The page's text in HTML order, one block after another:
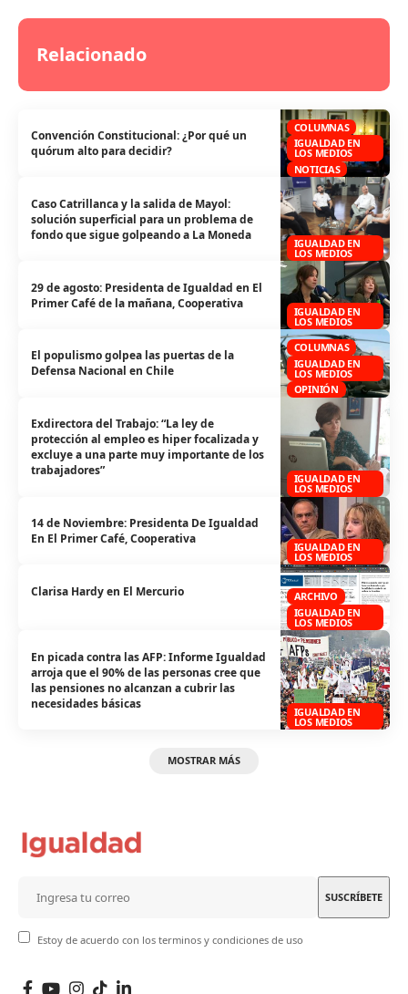
Relacionado
COLUMNAS
IGUALDAD EN
LOS MEDIOS
NOTICIAS
Convención Constitucional: ¿Por qué un
quórum alto para decidir?
IGUALDAD EN
LOS MEDIOS
Caso Catrillanca y la salida de Mayol:
solución superficial para un problema de
fondo que sigue golpeando a La Moneda
IGUALDAD EN
LOS MEDIOS
29 de agosto: Presidenta de Igualdad en El
Primer Café de la mañana, Cooperativa
COLUMNAS
IGUALDAD EN
LOS MEDIOS
OPINIÓN
El populismo golpea las puertas de la
Defensa Nacional en Chile
IGUALDAD EN
LOS MEDIOS
Exdirectora del Trabajo: “La ley de
protección al empleo es hiper focalizada y
excluye a una parte muy importante de los
trabajadores”
IGUALDAD EN
LOS MEDIOS
14 de Noviembre: Presidenta De Igualdad
En El Primer Café, Cooperativa
ARCHIVO
IGUALDAD EN
LOS MEDIOS
Clarisa Hardy en El Mercurio
IGUALDAD EN
LOS MEDIOS
En picada contra las AFP: Informe Igualdad
arroja que el 90% de las personas cree que
las pensiones no alcanzan a cubrir las
necesidades básicas
MOSTRAR MÁS
Estoy de acuerdo con los terminos y condiciones de uso